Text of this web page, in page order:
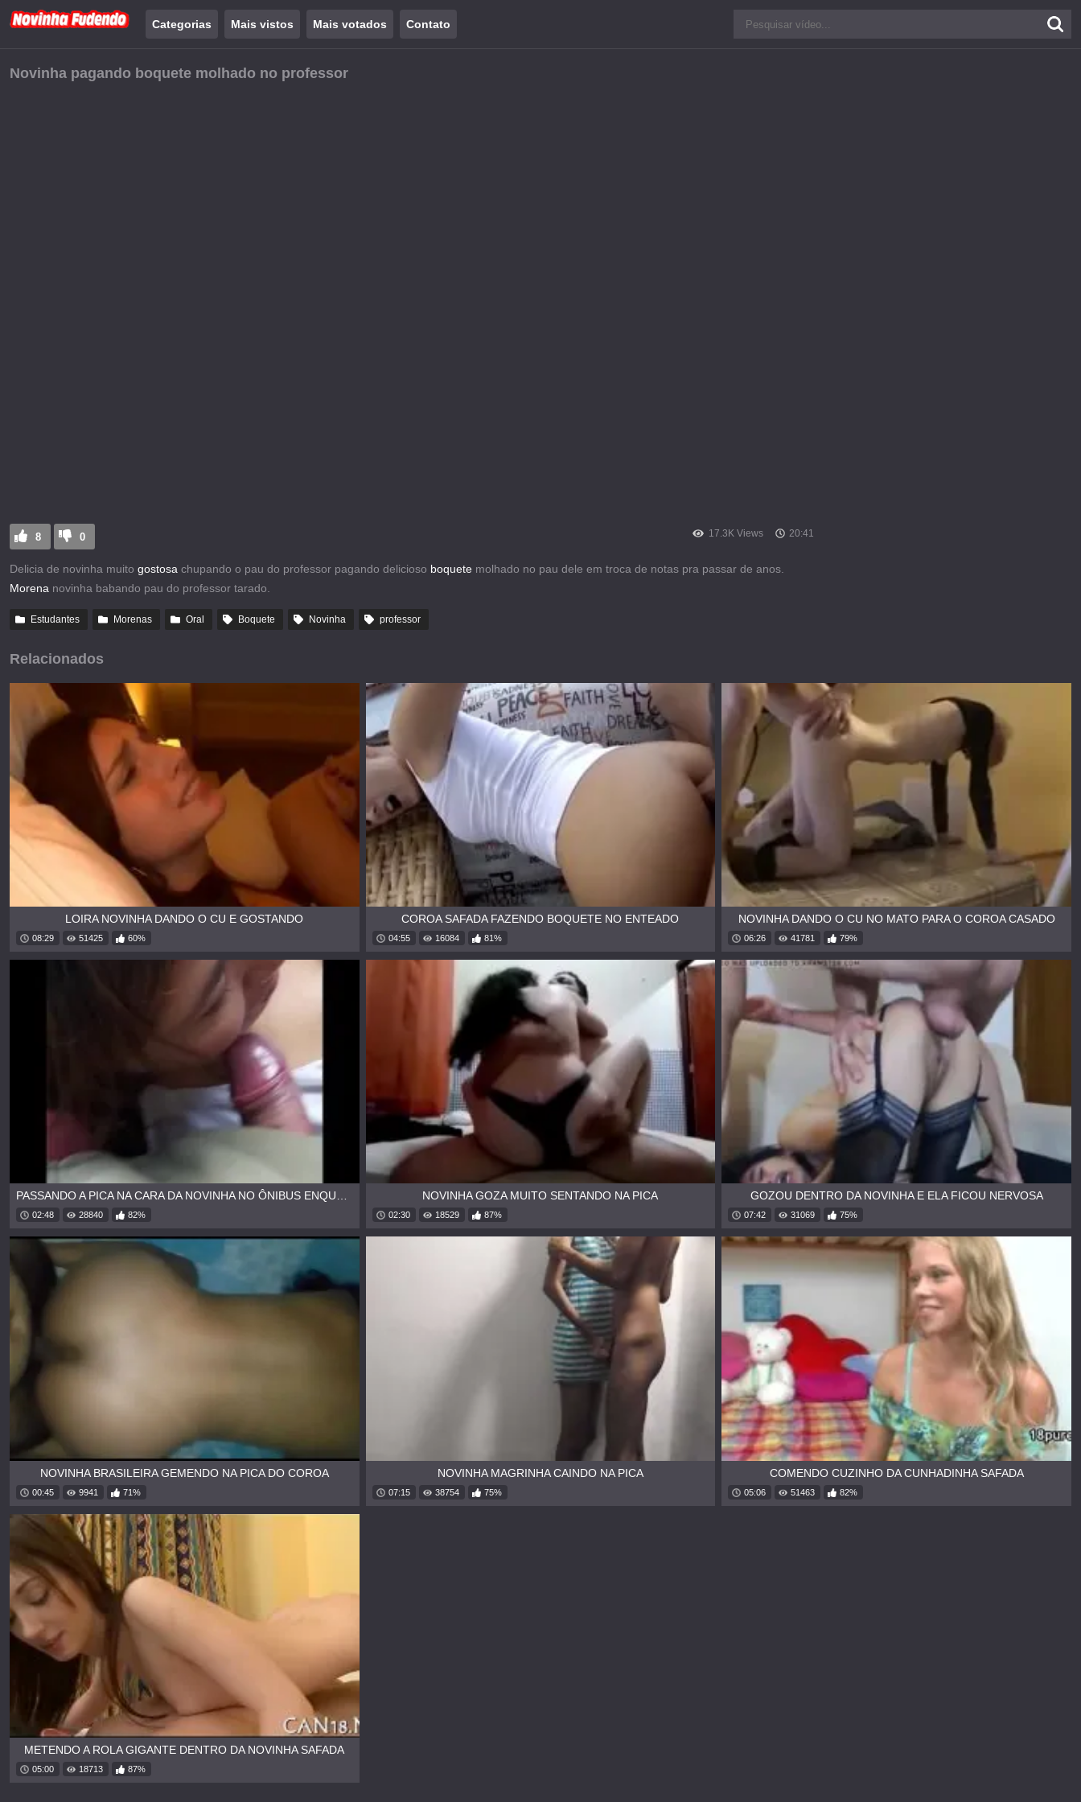
Categorias Mais vistos Mais votados Contato
Novinha pagando boquete molhado no professor
8 0 17.3K Views 20:41
Delicia de novinha muito gostosa chupando o pau do professor pagando delicioso boquete molhado no pau dele em troca de notas pra passar de anos.
Morena novinha babando pau do professor tarado.
Estudantes Morenas Oral Boquete Novinha professor
Relacionados
LOIRA NOVINHA DANDO O CU E GOSTANDO
08:29 51425 60%
COROA SAFADA FAZENDO BOQUETE NO ENTEADO
04:55 16084 81%
NOVINHA DANDO O CU NO MATO PARA O COROA CASADO
06:26 41781 79%
PASSANDO A PICA NA CARA DA NOVINHA NO ÔNIBUS ENQUANTO ELA DORME
02:48 28840 82%
NOVINHA GOZA MUITO SENTANDO NA PICA
02:30 18529 87%
GOZOU DENTRO DA NOVINHA E ELA FICOU NERVOSA
07:42 31069 75%
NOVINHA BRASILEIRA GEMENDO NA PICA DO COROA
00:45 9941 71%
NOVINHA MAGRINHA CAINDO NA PICA
07:15 38754 75%
COMENDO CUZINHO DA CUNHADINHA SAFADA
05:06 51463 82%
METENDO A ROLA GIGANTE DENTRO DA NOVINHA SAFADA
05:00 18713 87%